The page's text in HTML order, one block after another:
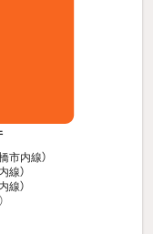
市内線）
線）
線）